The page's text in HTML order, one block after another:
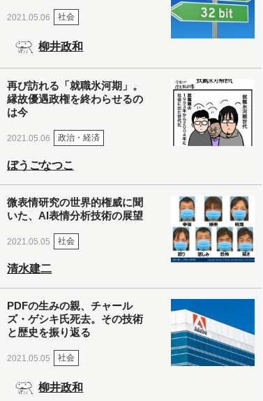
2021.05.06 社会
柳井政和
再び訪れる「就職氷河期」。
縁故優遇政権を終わらせるの
は今
2021.05.06 政治・経済
ぼうごなつこ
微表情研究の世界的権威に聞
いた、AI表情分析技術の展望
2021.05.05 社会
清水建二
PDFの生みの親、チャール
ズ・ゲシキ氏死去。その技術
と歴史を振り返る
2021.05.05 社会
柳井政和